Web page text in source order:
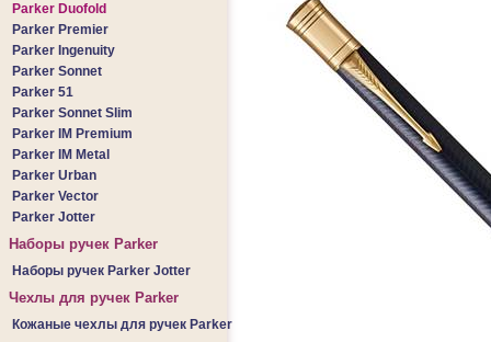
Parker Duofold
Parker Premier
Parker Ingenuity
Parker Sonnet
Parker 51
Parker Sonnet Slim
Parker IM Premium
Parker IM Metal
Parker Urban
Parker Vector
Parker Jotter
Наборы ручек Parker
Наборы ручек Parker Jotter
Чехлы для ручек Parker
Кожаные чехлы для ручек Parker